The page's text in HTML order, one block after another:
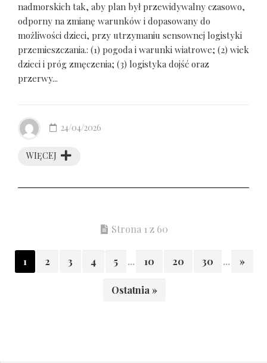
nadmorskich tak, aby plan był przewidywalny czasowo,
odporny na zmianę warunków i dopasowany do
możliwości dzieci, przy utrzymaniu sensownej logistyki
przemieszczania.: (1) pogoda i warunki wiatrowe; (2) wiek
dzieci i próg zmęczenia; (3) logistyka dojść oraz
przerwy...
WIĘCEJ
24/04/2026
Strona 1 z 60
1 2 3 4 5 ... 10 20 30 ... »
Ostatnia »